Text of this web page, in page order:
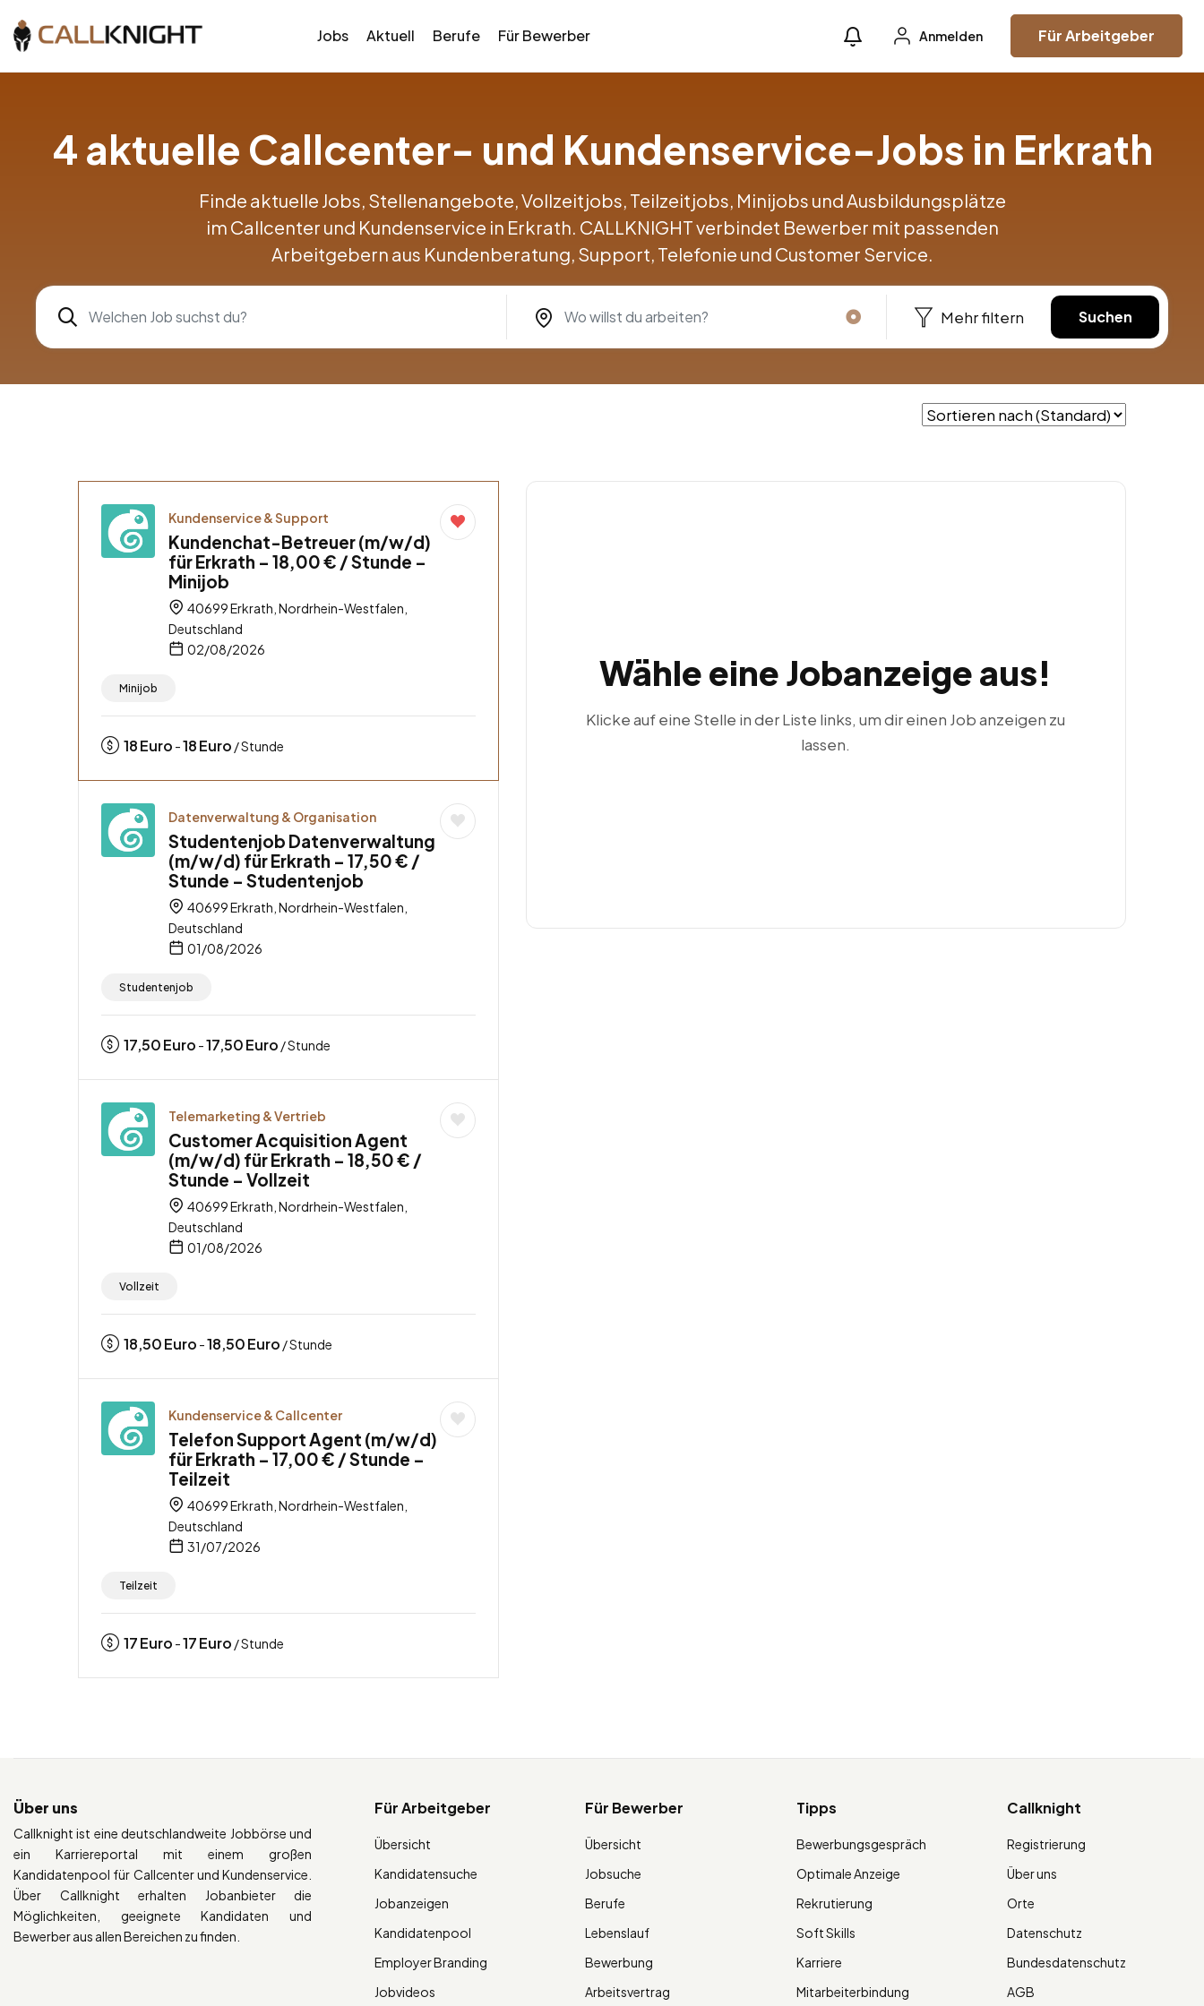
Jobs Aktuell Berufe Für Bewerber Anmelden Für Arbeitgeber
4 aktuelle Callcenter- und Kundenservice-Jobs in Erkrath
Finde aktuelle Jobs, Stellenangebote, Vollzeitjobs, Teilzeitjobs, Minijobs und Ausbildungsplätze
im Callcenter und Kundenservice in Erkrath. CALLKNIGHT verbindet Bewerber mit passenden
Arbeitgebern aus Kundenberatung, Support, Telefonie und Customer Service.
Mehr filtern Suchen
Kundenservice & Support
Kundenchat-Betreuer (m/w/d)
für Erkrath – 18,00 € / Stunde –
Minijob
40699 Erkrath, Nordrhein-Westfalen,
Deutschland
02/08/2026
Minijob
18Euro -18Euro / Stunde
Datenverwaltung & Organisation
Studentenjob Datenverwaltung
(m/w/d) für Erkrath – 17,50 € /
Stunde – Studentenjob
40699 Erkrath, Nordrhein-Westfalen,
Deutschland
01/08/2026
Studentenjob
17,50Euro -17,50Euro / Stunde
Telemarketing & Vertrieb
Customer Acquisition Agent
(m/w/d) für Erkrath – 18,50 € /
Stunde – Vollzeit
40699 Erkrath, Nordrhein-Westfalen,
Deutschland
01/08/2026
Vollzeit
18,50Euro -18,50Euro / Stunde
Kundenservice & Callcenter
Telefon Support Agent (m/w/d)
für Erkrath – 17,00 € / Stunde –
Teilzeit
40699 Erkrath, Nordrhein-Westfalen,
Deutschland
31/07/2026
Teilzeit
17Euro -17Euro / Stunde
Wähle eine Jobanzeige aus!
Klicke auf eine Stelle in der Liste links, um dir einen Job anzeigen zu
lassen.
Über uns
Callknight ist eine deutschlandweite Jobbörse und
ein Karriereportal mit einem großen
Kandidatenpool für Callcenter und Kundenservice.
Über Callknight erhalten Jobanbieter die
Möglichkeiten, geeignete Kandidaten und
Bewerber aus allen Bereichen zu finden.
Für Arbeitgeber
Übersicht
Kandidatensuche
Jobanzeigen
Kandidatenpool
Employer Branding
Jobvideos
Für Bewerber
Übersicht
Jobsuche
Berufe
Lebenslauf
Bewerbung
Arbeitsvertrag
Tipps
Bewerbungsgespräch
Optimale Anzeige
Rekrutierung
Soft Skills
Karriere
Mitarbeiterbindung
Callknight
Registrierung
Über uns
Orte
Datenschutz
Bundesdatenschutz
AGB